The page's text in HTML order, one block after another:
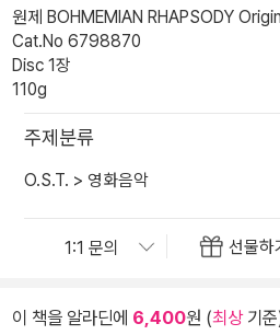
원제 BOHMEMIAN RHAPSODY
Cat.No 6798870
Disc 1장
110g
주제분류
O.S.T. > 영화음악
선물하
이 책을 알라딘에 6,400원 (최상기준